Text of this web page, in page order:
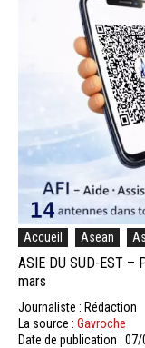
Accueil Asean
ASIE DU SUD-EST –
mars
Journaliste : Rédaction
La source : Gavroche
Date de publication : 07/